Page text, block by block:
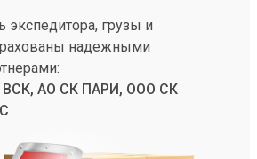
экспедитора, грузы и
надежными
ВСК, АО СК ПАРИ, ООО СК